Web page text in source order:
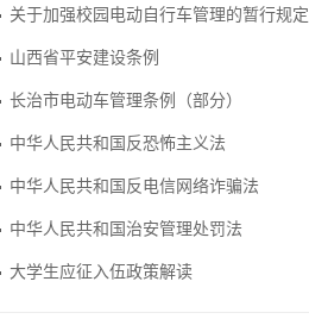
关于加强校园电动自行车管理的暂行规定
山西省平安建设条例
长治市电动车管理条例（部分）
中华人民共和国反恐怖主义法
中华人民共和国反电信网络诈骗法
中华人民共和国治安管理处罚法
大学生应征入伍政策解读